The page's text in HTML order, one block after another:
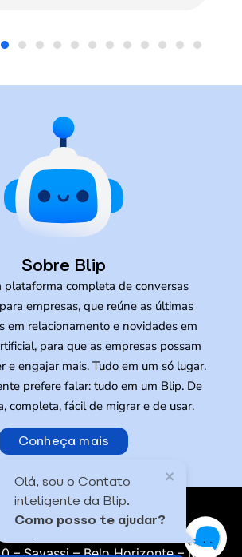
1 2 3 4 5
Sobre Blip
plataforma completa de conversas
empresas, que reúne as últimas
em relacionamento e novidades em
para que as empresas possam
e engajar mais. Tudo em um só lugar.
prefere falar: tudo em um Blip. De
completa, fácil de migrar e de usar.
Conheça mais
– Savassi – Belo Horizonte – MG |
Olá, sou o Contato
inteligente da Blip.
Como posso te ajudar?